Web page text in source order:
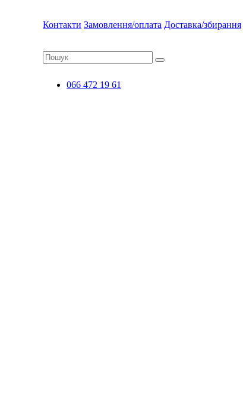
Контакти Замовлення/оплата Доставка/збирання
066 472 19 61